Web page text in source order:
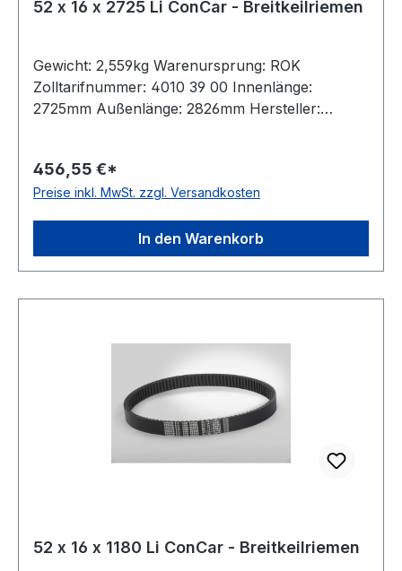
52 x 16 x 2725 Li ConCar - Breitkeilriemen
Gewicht: 2,559kg Warenursprung: ROK
Zolltarifnummer: 4010 39 00 Innenlänge:
2725mm Außenlänge: 2826mm Hersteller:
52mm Höhe: 16mm Winkel: 27° Material:
Neoprene Zugstrang: Polyester
456,55 €*
Preise inkl. MwSt. zzgl. Versandkosten
In den Warenkorb
52 x 16 x 1180 Li ConCar - Breitkeilriemen